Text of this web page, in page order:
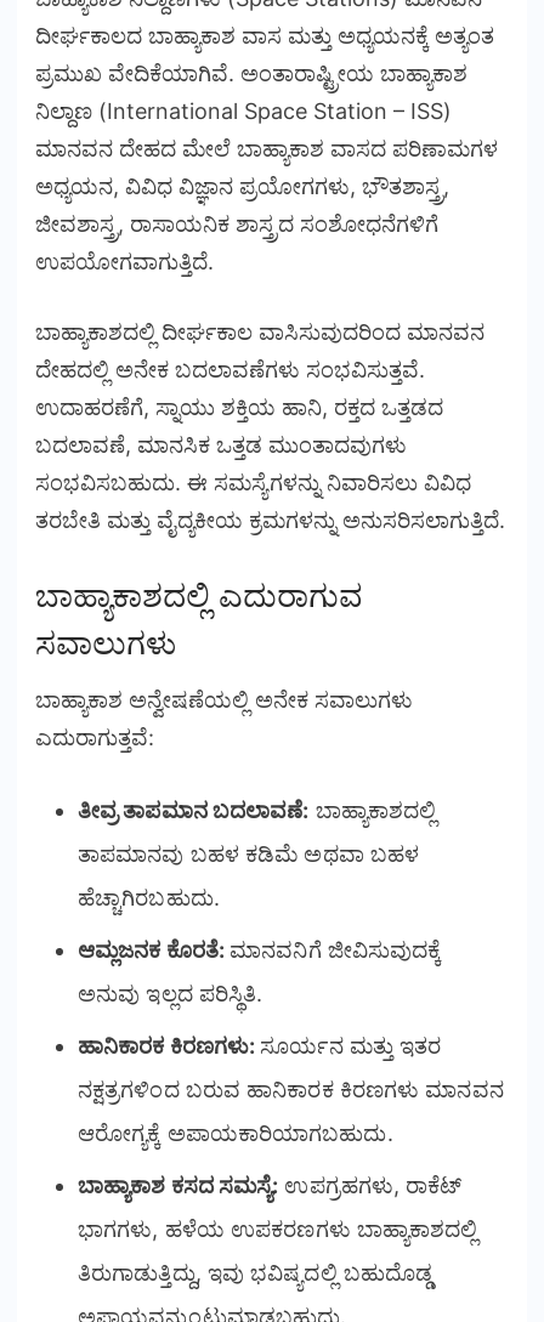
ದೀರ್ಘಕಾಲದ ಬಾಹ್ಯಾಕಾಶ ವಾಸ ಮತ್ತು ಅಧ್ಯಯನಕ್ಕೆ ಅತ್ಯಂತ
ಪ್ರಮುಖ ವೇದಿಕೆಯಾಗಿವೆ. ಅಂತಾರಾಷ್ಟ್ರೀಯ ಬಾಹ್ಯಾಕಾಶ
ನಿಲ್ದಾಣ (International Space Station – ISS)
ಮಾನವನ ದೇಹದ ಮೇಲೆ ಬಾಹ್ಯಾಕಾಶ ವಾಸದ ಪರಿಣಾಮಗಳ
ಅಧ್ಯಯನ, ವಿವಿಧ ವಿಜ್ಞಾನ ಪ್ರಯೋಗಗಳು, ಭೌತಶಾಸ್ತ್ರ,
ಜೀವಶಾಸ್ತ್ರ, ರಾಸಾಯನಿಕ ಶಾಸ್ತ್ರದ ಸಂಶೋಧನೆಗಳಿಗೆ
ಉಪಯೋಗವಾಗುತ್ತಿದೆ.
ಬಾಹ್ಯಾಕಾಶದಲ್ಲಿ ದೀರ್ಘಕಾಲ ವಾಸಿಸುವುದರಿಂದ ಮಾನವನ
ದೇಹದಲ್ಲಿ ಅನೇಕ ಬದಲಾವಣೆಗಳು ಸಂಭವಿಸುತ್ತವೆ.
ಉದಾಹರಣೆಗೆ, ಸ್ನಾಯು ಶಕ್ತಿಯ ಹಾನಿ, ರಕ್ತದ ಒತ್ತಡದ
ಬದಲಾವಣೆ, ಮಾನಸಿಕ ಒತ್ತಡ ಮುಂತಾದವುಗಳು
ಸಂಭವಿಸಬಹುದು. ಈ ಸಮಸ್ಯೆಗಳನ್ನು ನಿವಾರಿಸಲು ವಿವಿಧ
ತರಬೇತಿ ಮತ್ತು ವೈದ್ಯಕೀಯ ಕ್ರಮಗಳನ್ನು ಅನುಸರಿಸಲಾಗುತ್ತಿದೆ.
ಬಾಹ್ಯಾಕಾಶದಲ್ಲಿ ಎದುರಾಗುವ
ಸವಾಲುಗಳು
ಬಾಹ್ಯಾಕಾಶ ಅನ್ವೇಷಣೆಯಲ್ಲಿ ಅನೇಕ ಸವಾಲುಗಳು
ಎದುರಾಗುತ್ತವೆ:
ತೀವ್ರ ತಾಪಮಾನ ಬದಲಾವಣೆ: ಬಾಹ್ಯಾಕಾಶದಲ್ಲಿ
ತಾಪಮಾನವು ಬಹಳ ಕಡಿಮೆ ಅಥವಾ ಬಹಳ
ಹೆಚ್ಚಾಗಿರಬಹುದು.
ಆಮ್ಲಜನಕ ಕೊರತೆ: ಮಾನವನಿಗೆ ಜೀವಿಸುವುದಕ್ಕೆ
ಅನುವು ಇಲ್ಲದ ಪರಿಸ್ಥಿತಿ.
ಹಾನಿಕಾರಕ ಕಿರಣಗಳು: ಸೂರ್ಯನ ಮತ್ತು ಇತರ
ನಕ್ಷತ್ರಗಳಿಂದ ಬರುವ ಹಾನಿಕಾರಕ ಕಿರಣಗಳು ಮಾನವನ
ಆರೋಗ್ಯಕ್ಕೆ ಅಪಾಯಕಾರಿಯಾಗಬಹುದು.
ಬಾಹ್ಯಾಕಾಶ ಕಸದ ಸಮಸ್ಯೆ: ಉಪಗ್ರಹಗಳು, ರಾಕೆಟ್
ಭಾಗಗಳು, ಹಳೆಯ ಉಪಕರಣಗಳು ಬಾಹ್ಯಾಕಾಶದಲ್ಲಿ
ತಿರುಗಾಡುತ್ತಿದ್ದು, ಇವು ಭವಿಷ್ಯದಲ್ಲಿ ಬಹುದೊಡ್ಡ
ಅಪಾಯವನ್ನುಂಟುಮಾಡಬಹುದು.